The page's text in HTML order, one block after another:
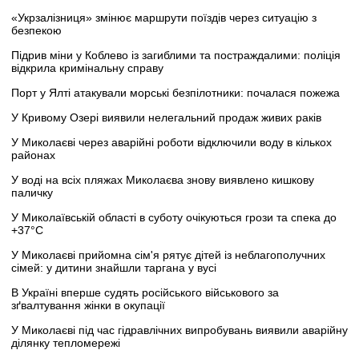
«Укрзалізниця» змінює маршрути поїздів через ситуацію з
безпекою
Підрив міни у Коблево із загиблими та постраждалими: поліція
відкрила кримінальну справу
Порт у Ялті атакували морські безпілотники: почалася пожежа
У Кривому Озері виявили нелегальний продаж живих раків
У Миколаєві через аварійні роботи відключили воду в кількох
районах
У воді на всіх пляжах Миколаєва знову виявлено кишкову
паличку
У Миколаївській області в суботу очікуються грози та спека до
+37°C
У Миколаєві прийомна сім'я рятує дітей із неблагополучних
сімей: у дитини знайшли таргана у вусі
В Україні вперше судять російського військового за
зґвалтування жінки в окупації
У Миколаєві під час гідравлічних випробувань виявили аварійну
ділянку тепломережі